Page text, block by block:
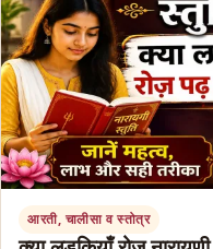
आरती, चालीसा व स्तोत्र